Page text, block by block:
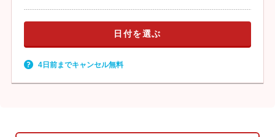
日付を選ぶ
4日前までキャンセル無料